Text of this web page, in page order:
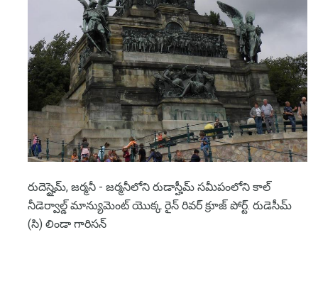
రుదెస్హైమ్, జర్మనీ - జర్మనీలోని రుడాస్హీమ్ సమీపంలోని కాల్
నీడెర్వాల్డ్ మాన్యుమెంట్ యొక్క రైన్ రివర్ క్రూజ్ పోర్ట్. రుడెసీమ్
(సి) లిండా గారిసన్